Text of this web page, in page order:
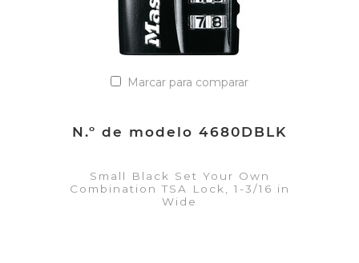
Marcar para comparar
N.º de modelo 4680DBLK
Small Black Set Your Own
Combination TSA Lock, 1-3/16 in
Wide